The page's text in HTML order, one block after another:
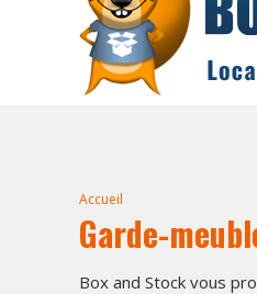
Accueil
Garde-
Box and Stock vous